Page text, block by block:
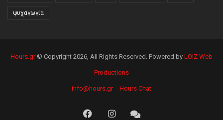
ψυχαγωγία
Hours.gr© Copyright 2026, All Rights Reserved. Powered by LOIZ Web
Productions
info@hours.gr Hours Chat
FacebookInstagramHours